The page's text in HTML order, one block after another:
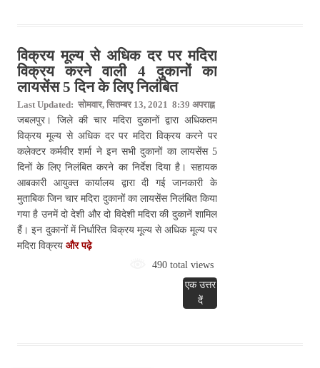
विक्रय मूल्य से अधिक दर पर मदिरा
विक्रय करने वाली 4 दुकानों का
लायसेंस 5 दिन के लिए निलंबित
Last Updated: सोमवार, सितम्बर 13, 2021 8:39 अपराह्न
जबलपुर। जिले की चार मदिरा दुकानों द्वारा अधिकतम
विक्रय मूल्य से अधिक दर पर मदिरा विक्रय करने पर
कलेक्टर कर्मवीर शर्मा ने इन सभी दुकानों का लायसेंस 5
दिनों के लिए निलंबित करने का निर्देश दिया है। सहायक
आबकारी आयुक्त कार्यालय द्वारा दी गई जानकारी के
मुताबिक जिन चार मदिरा दुकानों का लायसेंस निलंबित किया
गया है उनमें दो देशी और दो विदेशी मदिरा की दुकानें शामिल
हैं। इन दुकानों में निर्धारित विक्रय मूल्य से अधिक मूल्य पर
मदिरा विक्रय और पढ़े
490 total views
एक उत्तर
दें